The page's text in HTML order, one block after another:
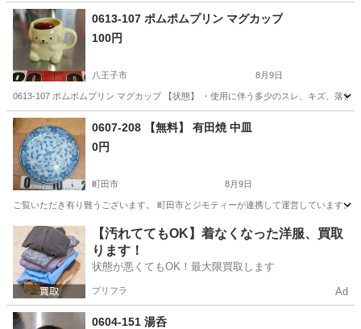
神奈川 藤沢市 0613-107 ポムポムプリン マグカップ
100円
八王子市 8月9日
0613-107 ポムポムプリン マグカップ 【状態】 ・使用に伴う多少のスレ、キズ、落
東京 八王子市 ポムポムプリン
0607-208 【無料】 有田焼 中皿
0円
町田市 8月9日
ご覧いただき有り難うございます。 町田市とジモティーが連携して運営していま
東京 町田市 食器 リユース
【汚れててもOK】着なくなった洋服、買取
ります！
状態が悪くてもOK！最大限買取します
プリフラ Ad
0604-151 湯呑